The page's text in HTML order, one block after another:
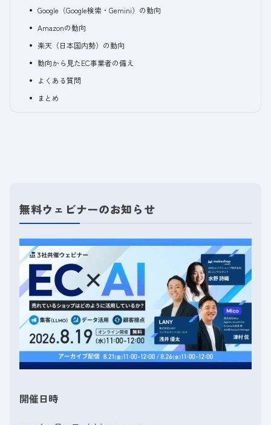
Google（Google検索・Gemini）の動向
Amazonの動向
楽天（日本国内勢）の動向
動向から見たEC事業者の備え
よくある質問
まとめ
無料ウェビナーのお知らせ
開催日時